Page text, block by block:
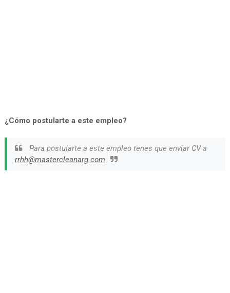
¿Cómo postularte a este empleo?
Para postularte a este empleo tenes que enviar CV a
rrhh@mastercleanarg.com